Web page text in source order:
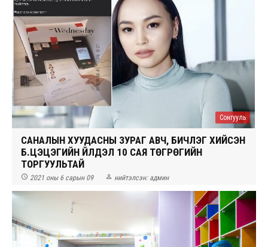
Сонгууль
САНАЛЫН ХУУДАСНЫ ЗУРАГ АВЧ, БИЧЛЭГ ХИЙСЭН
Б.ЦЭЦЭГИЙН ҮЙЛДЭЛ 10 САЯ ТӨГРӨГИЙН
ТОРГУУЛЬТАЙ
 2021 оны 6 сарын 09  нийтэлсэн: админ